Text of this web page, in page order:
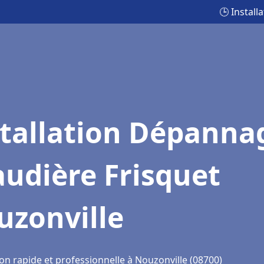
🕒
Frisquet
rapide et professionnelle à Nouzonville (08700)